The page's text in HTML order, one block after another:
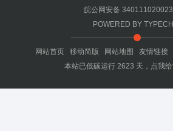
皖公网安备
POWERED BY
网站首页 移动简版 网站地图 友情链接
本站已低碳运行2623 天， 点我